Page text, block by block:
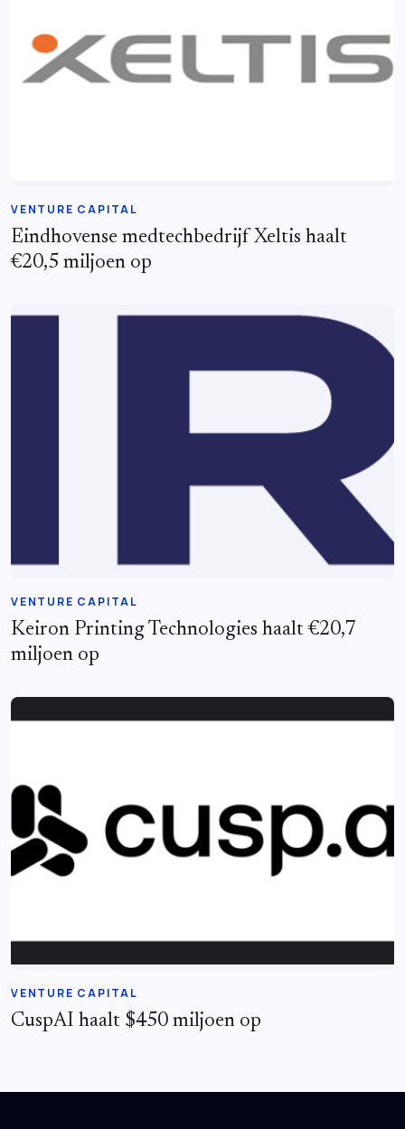
VENTURE CAPITAL
Eindhovense medtechbedrijf Xeltis haalt
€20,5 miljoen op
VENTURE CAPITAL
Keiron Printing Technologies haalt €20,7
miljoen op
VENTURE CAPITAL
CuspAI haalt $450 miljoen op